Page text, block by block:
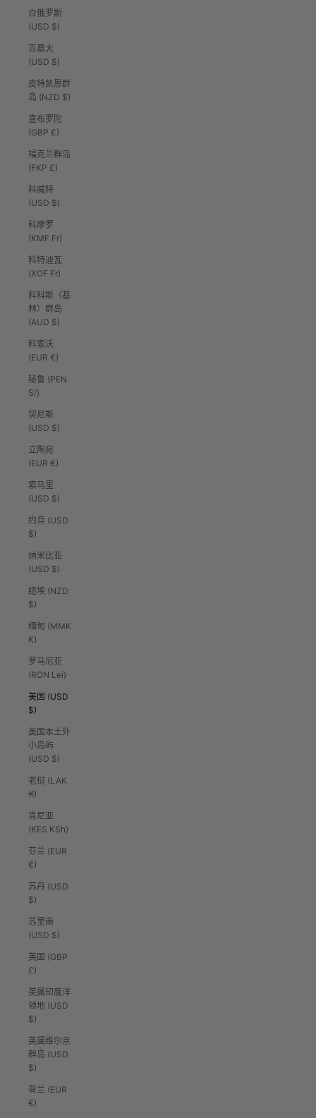
白俄罗斯
(USD $)
百慕大
(USD $)
皮特凯恩群
岛 (NZD $)
直布罗陀
(GBP £)
福克兰群岛
(FKP £)
科威特
(USD $)
科摩罗
(KMF Fr)
科特迪瓦
(XOF Fr)
科科斯（基
林）群岛
(AUD $)
科索沃
(EUR €)
秘鲁 (PEN
S/)
突尼斯
(USD $)
立陶宛
(EUR €)
索马里
(USD $)
约旦 (USD
$)
纳米比亚
(USD $)
纽埃 (NZD
$)
缅甸 (MMK
K)
罗马尼亚
(RON Lei)
美国 (USD
$)
美国本土外
小岛屿
(USD $)
老挝 (LAK
₭)
肯尼亚
(KES KSh)
芬兰 (EUR
€)
苏丹 (USD
$)
苏里南
(USD $)
英国 (GBP
£)
英属印度洋
领地 (USD
$)
英属维尔京
群岛 (USD
$)
荷兰 (EUR
€)